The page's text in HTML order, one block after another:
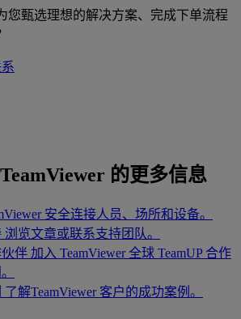
您甄选理想的解决方案、完成下单流程
的更多信息
安全连接人员、场所和设备。
浏览文章或联系支持团队。
伴 加入 TeamViewer 全球 TeamUP 合作
了解TeamViewer 客户的成功案例。